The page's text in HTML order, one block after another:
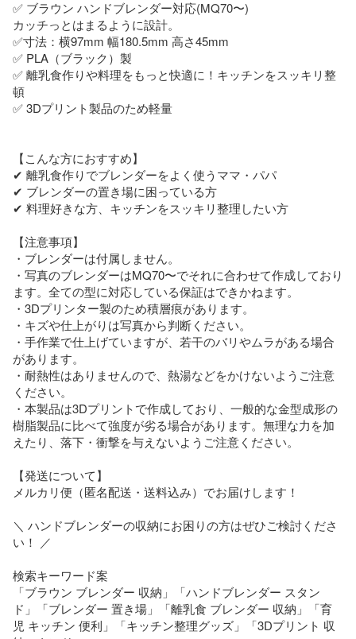
✅ ブラウン ハンドブレンダー対応(MQ70〜)
カッチっとはまるように設計。
✅寸法：横97mm 幅180.5mm 高さ45mm
✅ PLA（ブラック）製
✅ 離乳食作りや料理をもっと快適に！キッチンをスッキリ整
頓
✅ 3Dプリント製品のため軽量
【こんな方におすすめ】
✔ 離乳食作りでブレンダーをよく使うママ・パパ
✔ ブレンダーの置き場に困っている方
✔ 料理好きな方、キッチンをスッキリ整理したい方
【注意事項】
・ブレンダーは付属しません。
・写真のブレンダーはMQ70〜でそれに合わせて作成しており
ます。全ての型に対応している保証はできかねます。
・3Dプリンター製のため積層痕があります。
・キズや仕上がりは写真から判断ください。
・手作業で仕上げていますが、若干のバリやムラがある場合
があります。
・耐熱性はありませんので、熱湯などをかけないようご注意
ください。
・本製品は3Dプリントで作成しており、一般的な金型成形の
樹脂製品に比べて強度が劣る場合があります。無理な力を加
えたり、落下・衝撃を与えないようご注意ください。
【発送について】
メルカリ便（匿名配送・送料込み）でお届けします！
＼ ハンドブレンダーの収納にお困りの方はぜひご検討くださ
い！ ／
検索キーワード案
「ブラウン ブレンダー 収納」「ハンドブレンダー スタン
ド」「ブレンダー 置き場」「離乳食 ブレンダー 収納」「育
児 キッチン 便利」「キッチン整理グッズ」「3Dプリント 収